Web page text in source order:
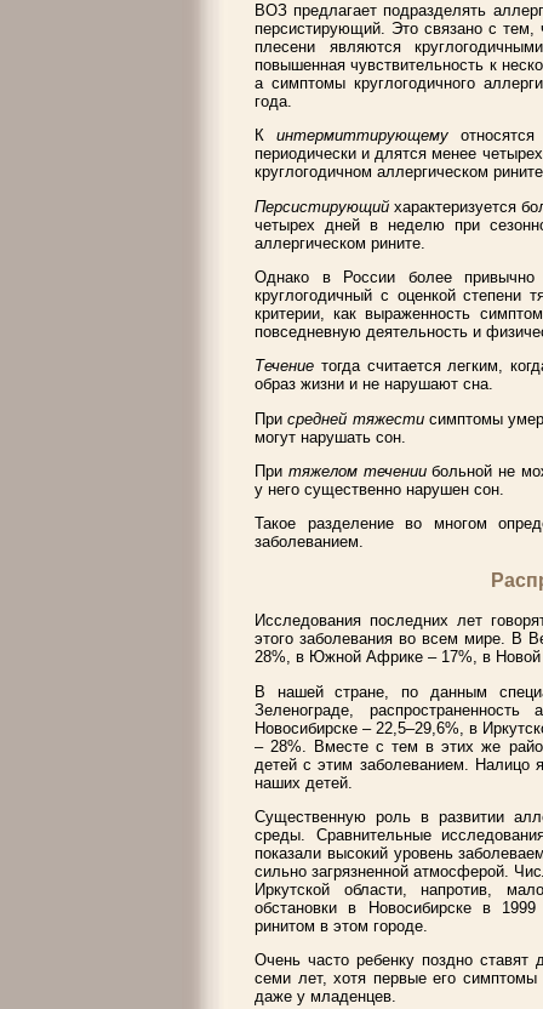
ВОЗ предлагает подразделять
персистирующий. Это связано с тем,
плесени являются
повышенная чувствительность к
а симптомы круглогодичного
года.
К интермиттирующему
периодически и длятся менее
круглогодичном аллергическом
Персистирующийхарактеризуется
четырех дней в неделю при
аллергическом рините.
Однако в России более привычно
круглогодичный с оценкой степени
критерии, как выраженность
повседневную деятельность и
Течение тогда считается легким,
образ жизни и не нарушают сна.
Присредней тяжестисимптомы
могут нарушать сон.
При тяжелом течениибольной не
у него существенно нарушен сон.
Такое разделение во многом
заболеванием.
Исследования последних лет
этого заболевания во всем мире. В
28%, в Южной Африке – 17%, в
В нашей стране, по данным
Зеленограде,
Новосибирске – 22,5–29,6%, в
– 28%. Вместе с тем в этих же
детей с этим заболеванием. Налицо
наших детей.
Существенную роль в развитии
среды. Сравнительные
показали высокий уровень
сильно загрязненной атмосферой.
Иркутской области, напротив,
обстановки в Новосибирске в 1999
ринитом в этом городе.
Очень часто ребенку поздно ставят
семи лет, хотя первые его
даже у младенцев.